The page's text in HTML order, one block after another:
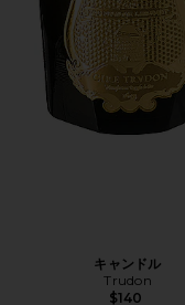
キャンドル
Trudon
$140